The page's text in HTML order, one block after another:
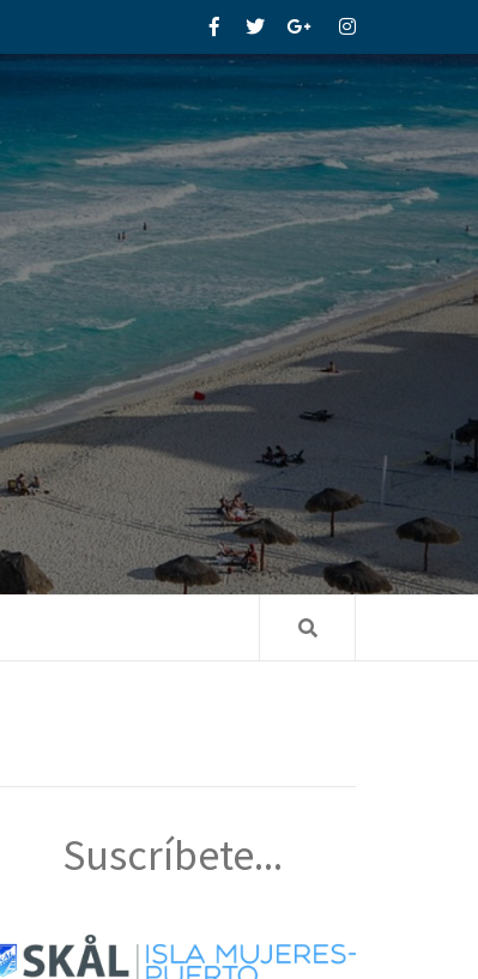
FacebookTwitterGoogle+Instagram
Suscríbete...